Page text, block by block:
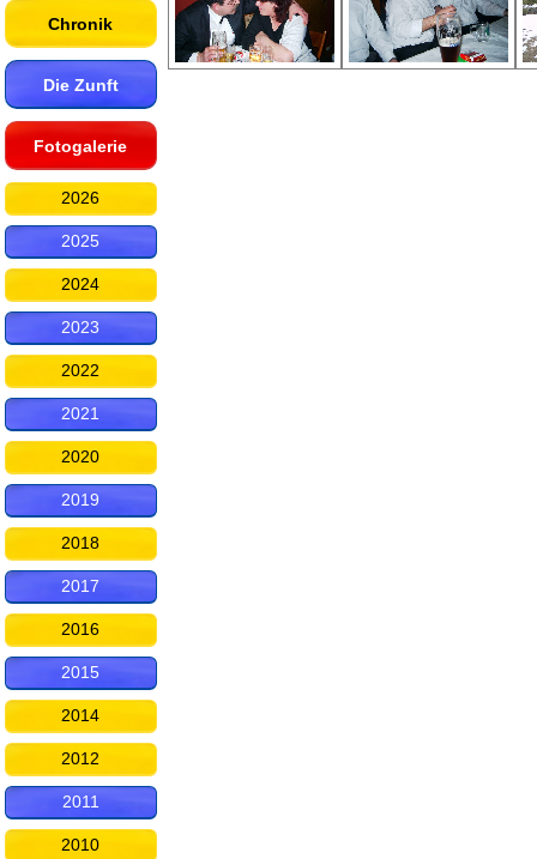
Chronik
Die Zunft
Fotogalerie
2026
2025
2024
2023
2022
2021
2020
2019
2018
2017
2016
2015
2014
2012
2011
2010